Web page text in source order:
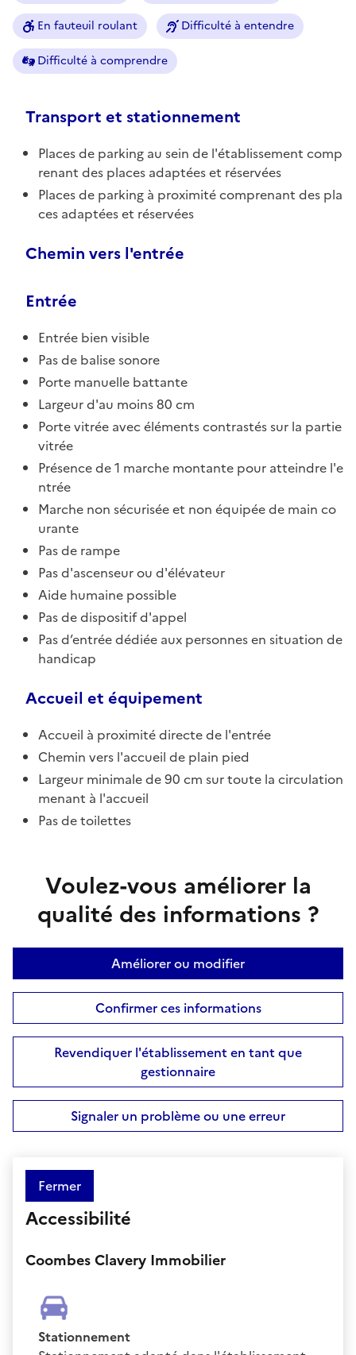
En fauteuil roulant Difficulté à entendre
Difficulté à comprendre
Transport et stationnement
Places de parking au sein de l'établissement comp
renant des places adaptées et réservées
Places de parking à proximité comprenant des pla
ces adaptées et réservées
Chemin vers l'entrée
Entrée
Entrée bien visible
Pas de balise sonore
Porte manuelle battante
Largeur d'au moins 80 cm
Porte vitrée avec éléments contrastés sur la partie
vitrée
Présence de 1 marche montante pour atteindre l'e
ntrée
Marche non sécurisée et non équipée de main co
urante
Pas de rampe
Pas d'ascenseur ou d'élévateur
Aide humaine possible
Pas de dispositif d'appel
Pas d’entrée dédiée aux personnes en situation de
handicap
Accueil et équipement
Accueil à proximité directe de l'entrée
Chemin vers l'accueil de plain pied
Largeur minimale de 90 cm sur toute la circulation
menant à l'accueil
Pas de toilettes
Voulez-vous améliorer la
qualité des informations ?
Améliorer ou modifier
Confirmer ces informations
Revendiquer l'établissement en tant que
gestionnaire
Signaler un problème ou une erreur
Fermer
Accessibilité
Coombes Clavery Immobilier
Stationnement